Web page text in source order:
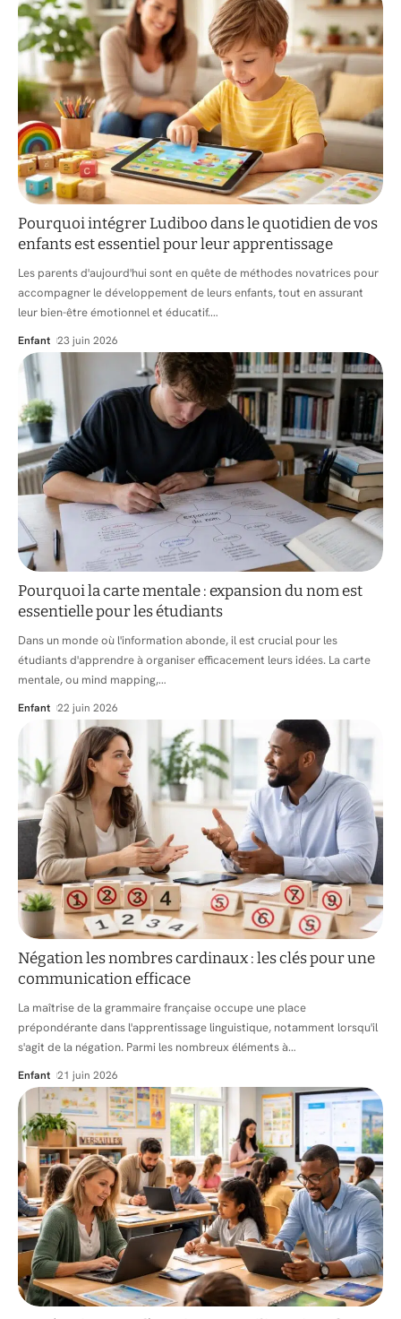
Pourquoi intégrer Ludiboo dans le quotidien de vos
enfants est essentiel pour leur apprentissage
Les parents d'aujourd'hui sont en quête de méthodes novatrices pour
accompagner le développement de leurs enfants, tout en assurant
leur bien-être émotionnel et éducatif.…
Enfant 23 juin 2026
Pourquoi la carte mentale : expansion du nom est
essentielle pour les étudiants
Dans un monde où l'information abonde, il est crucial pour les
étudiants d'apprendre à organiser efficacement leurs idées. La carte
mentale, ou mind mapping,…
Enfant 22 juin 2026
Négation les nombres cardinaux : les clés pour une
communication efficace
La maîtrise de la grammaire française occupe une place
prépondérante dans l'apprentissage linguistique, notamment lorsqu'il
s'agit de la négation. Parmi les nombreux éléments à…
Enfant 21 juin 2026